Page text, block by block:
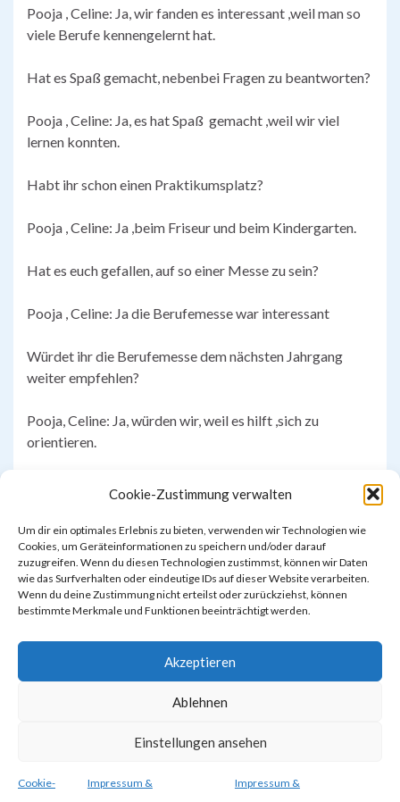
Cookie-Zustimmung verwalten
Um dir ein optimales Erlebnis zu bieten, verwenden wir Technologien wie
Cookies, um Geräteinformationen zu speichern und/oder darauf
zuzugreifen. Wenn du diesen Technologien zustimmst, können wir Daten
wie das Surfverhalten oder eindeutige IDs auf dieser Website verarbeiten.
Wenn du deine Zustimmung nicht erteilst oder zurückziehst, können
bestimmte Merkmale und Funktionen beeinträchtigt werden.
Akzeptieren
Ablehnen
Einstellungen ansehen
Cookie-
Impressum &
Impressum &
Pooja , Celine: Ja, wir fanden es interessant ,weil man so
viele Berufe kennengelernt hat.
Hat es Spaß gemacht, nebenbei Fragen zu beantworten?
Pooja , Celine: Ja, es hat Spaß gemacht ,weil wir viel
lernen konnten.
Habt ihr schon einen Praktikumsplatz?
Pooja , Celine: Ja ,beim Friseur und beim Kindergarten.
Hat es euch gefallen, auf so einer Messe zu sein?
Pooja , Celine: Ja die Berufemesse war interessant
Würdet ihr die Berufemesse dem nächsten Jahrgang
weiter empfehlen?
Pooja, Celine: Ja, würden wir, weil es hilft ,sich zu
orientieren.
Julien (OG4)& Samira (OG3)
Impressum & Datenschutzerklärung
© 2026 Südstadtschule Hannover.